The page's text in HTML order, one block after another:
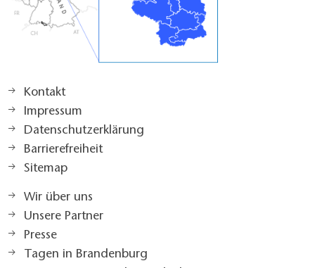
Kontakt
Impressum
Datenschutzerklärung
Barrierefreiheit
Sitemap
Wir über uns
Unsere Partner
Presse
Tagen in Brandenburg